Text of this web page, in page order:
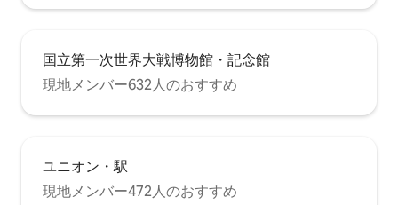
国立第一次世界大戦博物館・記念館
現地メンバー632人のおすすめ
ユニオン・駅
現地メンバー472人のおすすめ